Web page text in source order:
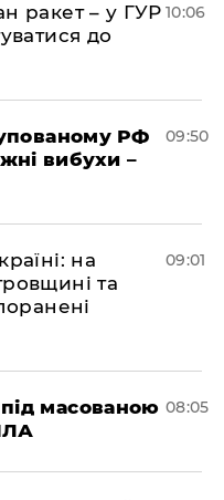
ракет – у ГУР
до
10:06
РФ
вибухи –
09:50
на
та
09:01
масованою 08:05